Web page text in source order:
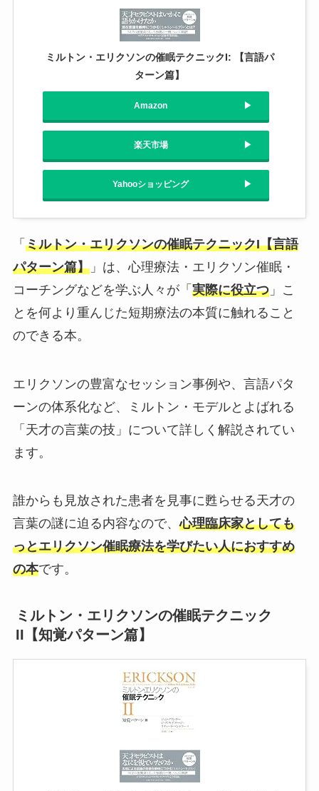
ミルトン・エリクソンの催眠テクニックI: 【言語パ
ターン篇】
Amazon
楽天市場
Yahooショッピング
「 ミルトン・エリクソンの催眠テクニックI【言語
パターン篇】」は、心理療法・エリクソン催眠・
コーチングなどを学ぶ人々が「 実際に役立つ」こ
とを何より重んじた短期療法の本質に触れること
のできる本。
エリクソンの豊富なセッション事例や、言語パタ
ーンの体系化など、ミルトン・モデルとよばれる
「天才の言葉の技」について詳しく解説されてい
ます。
誰からも見放された患者を見事に甦らせる天才の
言葉の謎に迫る内容なので、心理臨床家としても
っとエリクソン催眠療法を学びたい人におすすめ
の本です。
ミルトン・エリクソンの催眠テクニック
II【知覚パターン篇】